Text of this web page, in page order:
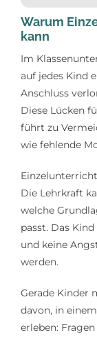
Warum
kann
Im
auf jedes Kind
Anschluss
Diese Lücken
führt zu
wie fehlende
Die Lehrkraft
welche
passt. Das
und keine
werden.
Gerade Kinder
davon, in
erleben: